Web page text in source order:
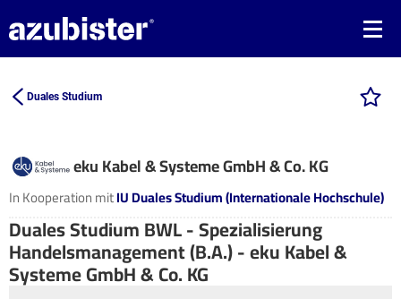
Duales Studium
eku Kabel & Systeme GmbH & Co. KG
In Kooperation mitIU Duales Studium (Internationale Hochschule)
Duales Studium BWL - Spezialisierung
Handelsmanagement (B.A.) - eku Kabel &
Systeme GmbH & Co. KG